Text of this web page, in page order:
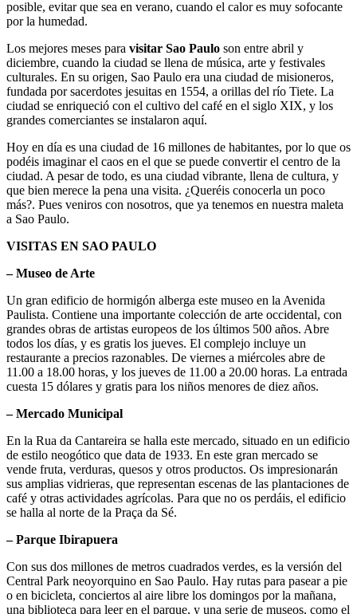
posible, evitar que sea en verano, cuando el calor es muy sofocante
por la humedad.
Los mejores meses para visitar Sao Paulo son entre abril y
diciembre, cuando la ciudad se llena de música, arte y festivales
culturales. En su origen, Sao Paulo era una ciudad de misioneros,
fundada por sacerdotes jesuitas en 1554, a orillas del río Tiete. La
ciudad se enriqueció con el cultivo del café en el siglo XIX, y los
grandes comerciantes se instalaron aquí.
Hoy en día es una ciudad de 16 millones de habitantes, por lo que os
podéis imaginar el caos en el que se puede convertir el centro de la
ciudad. A pesar de todo, es una ciudad vibrante, llena de cultura, y
que bien merece la pena una visita. ¿Queréis conocerla un poco
más?. Pues veniros con nosotros, que ya tenemos en nuestra maleta
a Sao Paulo.
VISITAS EN SAO PAULO
– Museo de Arte
Un gran edificio de hormigón alberga este museo en la Avenida
Paulista. Contiene una importante colección de arte occidental, con
grandes obras de artistas europeos de los últimos 500 años. Abre
todos los días, y es gratis los jueves. El complejo incluye un
restaurante a precios razonables. De viernes a miércoles abre de
11.00 a 18.00 horas, y los jueves de 11.00 a 20.00 horas. La entrada
cuesta 15 dólares y gratis para los niños menores de diez años.
– Mercado Municipal
En la Rua da Cantareira se halla este mercado, situado en un edificio
de estilo neogótico que data de 1933. En este gran mercado se
vende fruta, verduras, quesos y otros productos. Os impresionarán
sus amplias vidrieras, que representan escenas de las plantaciones de
café y otras actividades agrícolas. Para que no os perdáis, el edificio
se halla al norte de la Praça da Sé.
– Parque Ibirapuera
Con sus dos millones de metros cuadrados verdes, es la versión del
Central Park neoyorquino en Sao Paulo. Hay rutas para pasear a pie
o en bicicleta, conciertos al aire libre los domingos por la mañana,
una biblioteca para leer en el parque, y una serie de museos, como el